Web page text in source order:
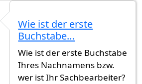
Rückmeldung Ahmmed
Wie ist der erste
Buchstabe…
Wie ist der erste Buchstabe
Ihres Nachnamens bzw.
wer ist Ihr Sachbearbeiter?